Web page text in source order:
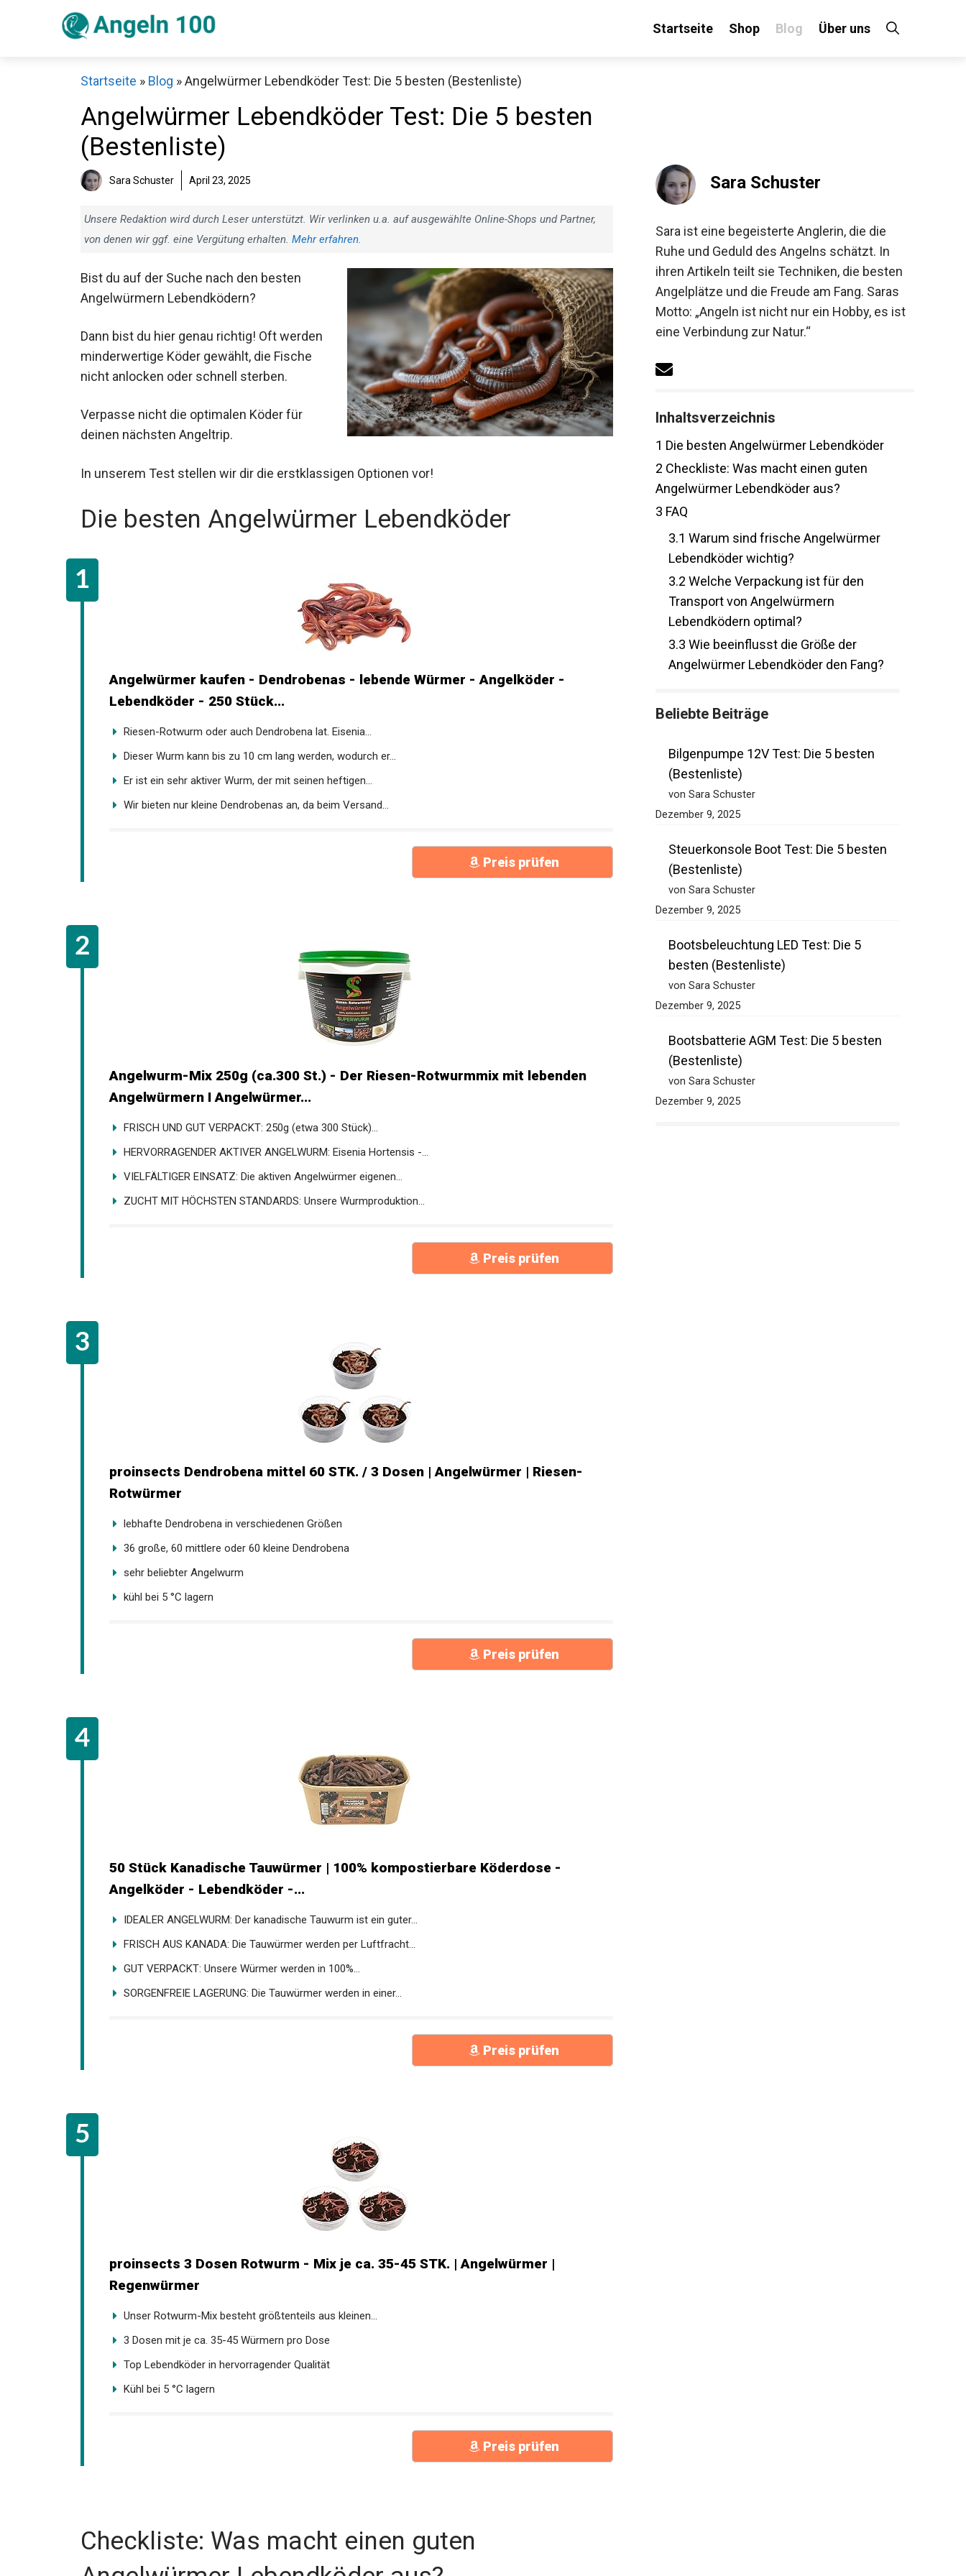
Startseite Shop Blog Über uns
Startseite » Blog »Angelwürmer Lebendköder Test: Die 5 besten (Bestenliste)
Angelwürmer Lebendköder Test: Die 5 besten
(Bestenliste)
Sara Schuster April 23, 2025
Unsere Redaktion wird durch Leser unterstützt. Wir verlinken u.a. auf ausgewählte Online-Shops und Partner,
von denen wir ggf. eine Vergütung erhalten. Mehr erfahren.
Bist du auf der Suche nach den besten
Angelwürmern Lebendködern?
Dann bist du hier genau richtig! Oft werden
minderwertige Köder gewählt, die Fische
nicht anlocken oder schnell sterben.
Verpasse nicht die optimalen Köder für
deinen nächsten Angeltrip.
In unserem Test stellen wir dir die erstklassigen Optionen vor!
Die besten Angelwürmer Lebendköder
Angelwürmer kaufen - Dendrobenas - lebende Würmer - Angelköder -
Lebendköder - 250 Stück...
Riesen-Rotwurm oder auch Dendrobena lat. Eisenia...
Dieser Wurm kann bis zu 10 cm lang werden, wodurch er...
Er ist ein sehr aktiver Wurm, der mit seinen heftigen...
Wir bieten nur kleine Dendrobenas an, da beim Versand...
Preis prüfen
Angelwurm-Mix 250g (ca.300 St.) - Der Riesen-Rotwurmmix mit lebenden
Angelwürmern I Angelwürmer...
FRISCH UND GUT VERPACKT: 250g (etwa 300 Stück)...
HERVORRAGENDER AKTIVER ANGELWURM: Eisenia Hortensis -...
VIELFÄLTIGER EINSATZ: Die aktiven Angelwürmer eigenen...
ZUCHT MIT HÖCHSTEN STANDARDS: Unsere Wurmproduktion...
Preis prüfen
proinsects Dendrobena mittel 60 STK. / 3 Dosen | Angelwürmer | Riesen-
Rotwürmer
lebhafte Dendrobena in verschiedenen Größen
36 große, 60 mittlere oder 60 kleine Dendrobena
sehr beliebter Angelwurm
kühl bei 5 °C lagern
Preis prüfen
50 Stück Kanadische Tauwürmer | 100% kompostierbare Köderdose -
Angelköder - Lebendköder -...
IDEALER ANGELWURM: Der kanadische Tauwurm ist ein guter...
FRISCH AUS KANADA: Die Tauwürmer werden per Luftfracht...
GUT VERPACKT: Unsere Würmer werden in 100%...
SORGENFREIE LAGERUNG: Die Tauwürmer werden in einer...
Preis prüfen
proinsects 3 Dosen Rotwurm - Mix je ca. 35-45 STK. | Angelwürmer |
Regenwürmer
Unser Rotwurm-Mix besteht größtenteils aus kleinen...
3 Dosen mit je ca. 35-45 Würmern pro Dose
Top Lebendköder in hervorragender Qualität
Kühl bei 5 °C lagern
Preis prüfen
Checkliste: Was macht einen guten
Sara Schuster
Sara ist eine begeisterte Anglerin, die die
Ruhe und Geduld des Angelns schätzt. In
ihren Artikeln teilt sie Techniken, die besten
Angelplätze und die Freude am Fang. Saras
Motto: „Angeln ist nicht nur ein Hobby, es
ist eine Verbindung zur Natur.“
Inhaltsverzeichnis
Die besten Angelwürmer Lebendköder
Checkliste: Was macht einen guten
Angelwürmer Lebendköder aus?
FAQ
3.1Warum sind frische Angelwürmer
Lebendköder wichtig?
3.2Welche Verpackung ist für den
Transport von Angelwürmern
Lebendködern optimal?
3.3Wie beeinflusst die Größe der
Angelwürmer Lebendköder den Fang?
Beliebte Beiträge
Bilgenpumpe 12V Test: Die 5 besten
(Bestenliste)
von Sara Schuster
Dezember 9, 2025
Steuerkonsole Boot Test: Die 5 besten
(Bestenliste)
von Sara Schuster
Dezember 9, 2025
Bootsbeleuchtung LED Test: Die 5
besten (Bestenliste)
von Sara Schuster
Dezember 9, 2025
Bootsbatterie AGM Test: Die 5 besten
(Bestenliste)
von Sara Schuster
Dezember 9, 2025
Decathlon Sale
Schaue dir jetzt die meistverkauften Produkte im Sale bei Decathlon an!
Jetzt anschauen